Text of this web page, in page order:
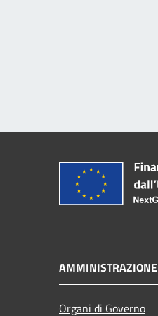
AMMINISTRAZIONE
Organi di Governo